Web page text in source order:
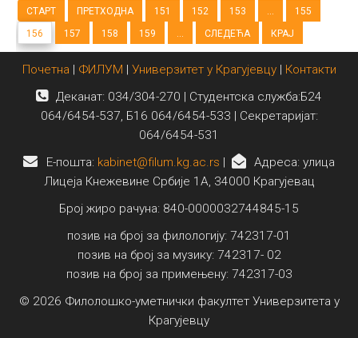
СТАРТ ПРЕТХОДНА 151 152 153 ...
155
156
157 158 159 ... СЛЕДЕЋА КРАЈ
Почетна | ФИЛУМ | Универзитет у Крагујевцу| Контакти
Деканат: 034/304-270 | Студентска служба:Б24
064/6454-537, Б16 064/6454-533 | Секретаријат:
064/6454-531
E-пошта: kabinet@filum.kg.ac.rs |
Адреса: улица
Лицеја Кнежевине Србије 1А, 34000 Крагујевац
Број жиро рачуна: 840-0000032744845-15
позив на број за филологију: 742317-01
позив на број за музику: 742317- 02
позив на број за примењену: 742317-03
© 2026 Филолошко-уметнички факултет Универзитета у
Крагујевцу